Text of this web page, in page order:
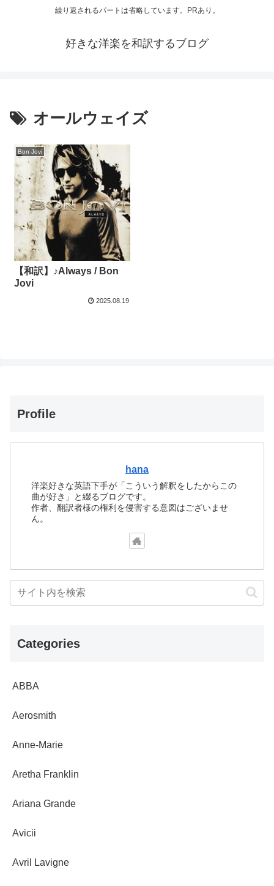
繰り返されるパートは省略しています。PRあり。
好きな洋楽を和訳するブログ
オールウェイズ
Bon Jovi
【和訳】♪Always / Bon
Jovi
2025.08.19
Profile
hana
洋楽好きな英語下手が「こういう解釈をしたからこの
曲が好き」と綴るブログです。
作者、翻訳者様の権利を侵害する意図はございませ
ん。
Categories
ABBA
Aerosmith
Anne-Marie
Aretha Franklin
Ariana Grande
Avicii
Avril Lavigne